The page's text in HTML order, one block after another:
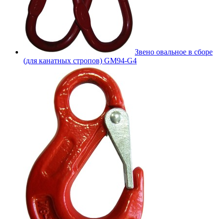
Звено овальное в сборе
(для канатных стропов) GM94-G4